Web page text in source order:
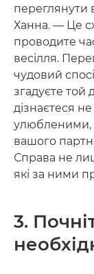
переглянути
Ханна. — Це
проводите
весілля.
чудовий
згадуєте той
дізнаєтеся
улюбленими,
вашого
Справа не
які за ними
3.